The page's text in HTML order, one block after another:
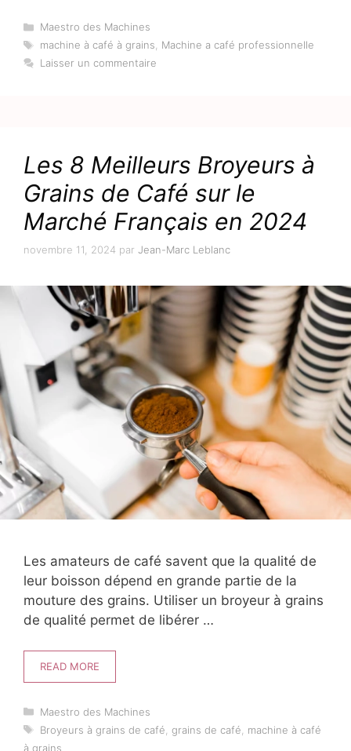
Catégories
Maestro des Machines
Étiquettes
machine à café à grains
Machine a café professionnelle
Laisser un commentaire
Les 8 Meilleurs Broyeurs à
Grains de Café sur le
Marché Français en 2024
novembre 11, 2024 par Jean-Marc Leblanc
Les amateurs de café savent que la qualité de
leur boisson dépend en grande partie de la
mouture des grains. Utiliser un broyeur à grains
de qualité permet de libérer …
READ MORE
Catégories
Maestro des Machines
Étiquettes
Broyeurs à grains de café grains de café
machine à café
à grains